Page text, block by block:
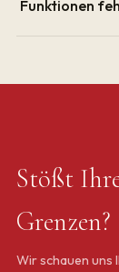
Funktionen
Stößt
Grenzen?
Wir schauen uns